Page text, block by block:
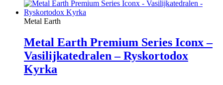
Metal Earth
Metal Earth Premium Series Iconx –
Vasilijkatedralen – Ryskortodox
Kyrka